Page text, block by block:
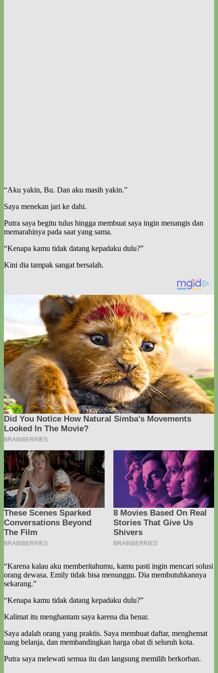
“Aku yakin, Bu. Dan aku masih yakin.”
Saya menekan jari ke dahi.
Putra saya begitu tulus hingga membuat saya ingin menangis dan
memarahinya pada saat yang sama.
“Kenapa kamu tidak datang kepadaku dulu?”
Kini dia tampak sangat bersalah.
“Karena kalau aku memberitahumu, kamu pasti ingin mencari solusi
orang dewasa. Emily tidak bisa menunggu. Dia membutuhkannya
sekarang.”
“Kenapa kamu tidak datang kepadaku dulu?”
Kalimat itu menghantam saya karena dia benar.
Saya adalah orang yang praktis. Saya membuat daftar, menghemat
uang belanja, dan membandingkan harga obat di seluruh kota.
Putra saya melewati semua itu dan langsung memilih berkorban.